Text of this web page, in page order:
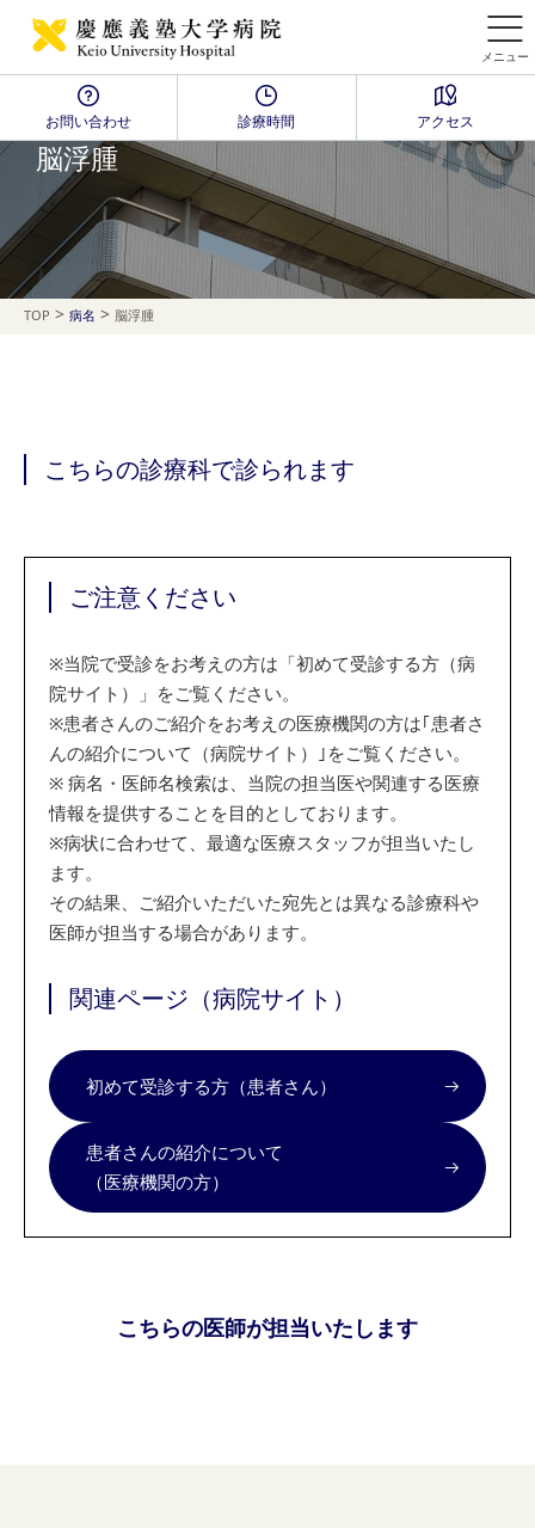
メニュー
お問い合わせ 診療時間 アクセス
Disease Name Search
脳浮腫
TOP > 病名 > 脳浮腫
こちらの診療科で診られます
ご注意ください
※当院で受診をお考えの方は「初めて受診する方（病
院サイト）」をご覧ください。
※患者さんのご紹介をお考えの医療機関の方は｢患者さ
んの紹介について（病院サイト）｣をご覧ください。
※ 病名・医師名検索は、当院の担当医や関連する医療
情報を提供することを目的としております。
※病状に合わせて、最適な医療スタッフが担当いたし
ます。
その結果、ご紹介いただいた宛先とは異なる診療科や
医師が担当する場合があります。
関連ページ（病院サイト）
初めて受診する方（患者さん）
患者さんの紹介について
（医療機関の方）
こちらの医師が担当いたします